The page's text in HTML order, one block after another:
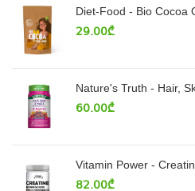
Diet-Food - Bio Cocoa
29.00₾
Nature's Truth - Hair,
60.00₾
Vitamin Power -
82.00₾